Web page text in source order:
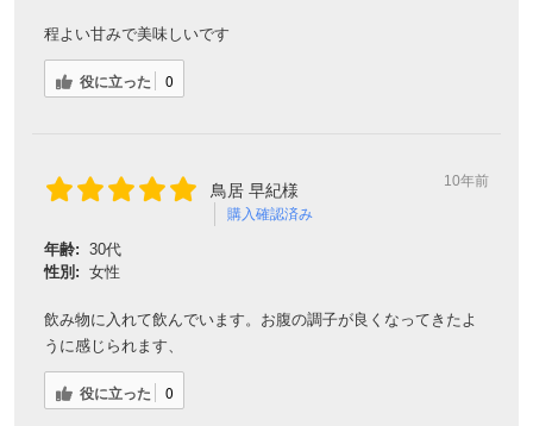
程よい甘みで美味しいです
役に立った 0
鳥居 早紀様
購入確認済み
10年前
年齢: 30代
性別: 女性
飲み物に入れて飲んでいます。お腹の調子が良くなってきたよ
うに感じられます、
役に立った 0